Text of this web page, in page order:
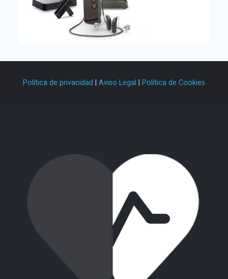
Política de privacidad Aviso Legal Política de Cookies